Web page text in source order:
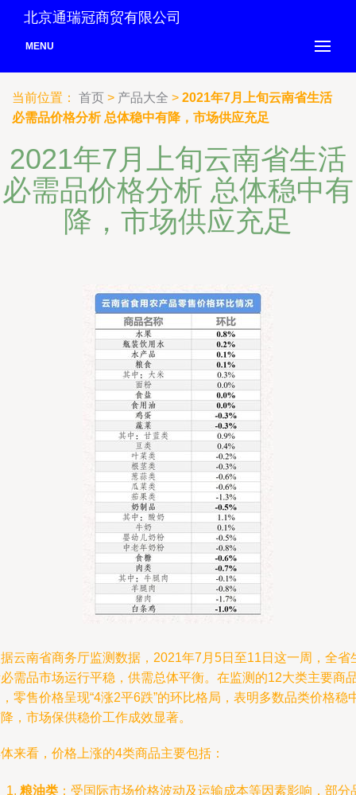
北京通瑞冠商贸有限公司
MENU
当前位置： 首页 > 产品大全 > 2021年7月上旬云南省生活
必需品价格分析 总体稳中有降，市场供应充足
2021年7月上旬云南省生活
必需品价格分析 总体稳中有
降，市场供应充足
云南省商务厅监测数据，2021年7月5日至11日这一周，全省
需品市场运行平稳，供需总体平衡。在监测的12大类主要商
零售价格呈现“4涨2平6跌”的环比格局，表明多数品类价格稳
，市场保供稳价工作成效显著。
来看，价格上涨的4类商品主要包括：
粮油类 ：受国际市场价格波动及运输成本等因素影响，部分